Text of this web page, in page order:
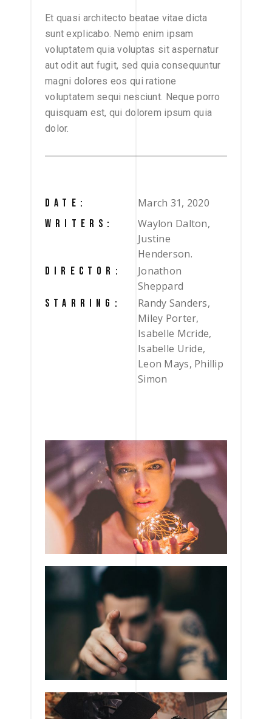
Et quasi architecto beatae vitae dicta
sunt explicabo. Nemo enim ipsam
voluptatem quia voluptas sit aspernatur
aut odit aut fugit, sed quia consequuntur
magni dolores eos qui ratione
voluptatem sequi nesciunt. Neque porro
quisquam est, qui dolorem ipsum quia
dolor.
DATE: March 31, 2020
WRITERS:
Waylon Dalton,
Justine
Henderson.
DIRECTOR:
Jonathon
Sheppard
STARRING:
Randy Sanders,
Miley Porter,
Isabelle Mcride,
Isabelle Uride,
Leon Mays, Phillip
Simon